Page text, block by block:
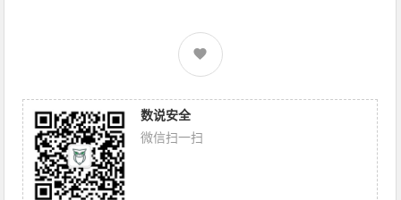
数说安全
微信扫一扫